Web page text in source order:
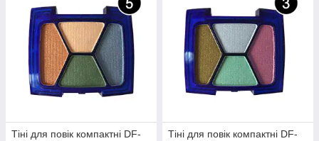
Тіні для повік компактні DF-
Тіні для повік компактні DF-